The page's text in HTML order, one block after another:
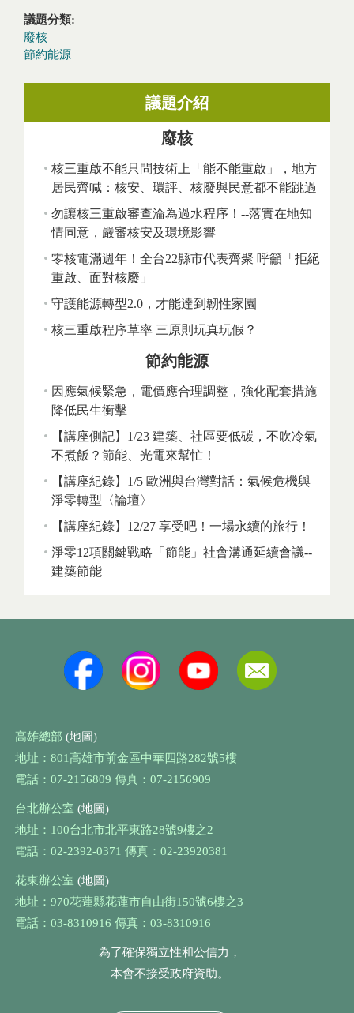
議題分類:
廢核
節約能源
議題介紹
廢核
核三重啟不能只問技術上「能不能重啟」，地方
居民齊喊：核安、環評、核廢與民意都不能跳過
勿讓核三重啟審查淪為過水程序！--落實在地知
情同意，嚴審核安及環境影響
零核電滿週年！全台22縣市代表齊聚 呼籲「拒絕
重啟、面對核廢」
守護能源轉型2.0，才能達到韌性家園
核三重啟程序草率 三原則玩真玩假？
節約能源
因應氣候緊急，電價應合理調整，強化配套措施
降低民生衝擊
【講座側記】1/23 建築、社區要低碳，不吹冷氣
不煮飯？節能、光電來幫忙！
【講座紀錄】1/5 歐洲與台灣對話：氣候危機與
淨零轉型〈論壇〉
【講座紀錄】12/27 享受吧！一場永續的旅行！
淨零12項關鍵戰略「節能」社會溝通延續會議--
建築節能
高雄總部 (地圖)
地址：801高雄市前金區中華四路282號5樓
電話：07-2156809 傳真：07-2156909
台北辦公室 (地圖)
地址：100台北市北平東路28號9樓之2
電話：02-2392-0371 傳真：02-23920381
花東辦公室 (地圖)
地址：970花蓮縣花蓮市自由街150號6樓之3
電話：03-8310916 傳真：03-8310916
為了確保獨立性和公信力，
本會不接受政府資助。